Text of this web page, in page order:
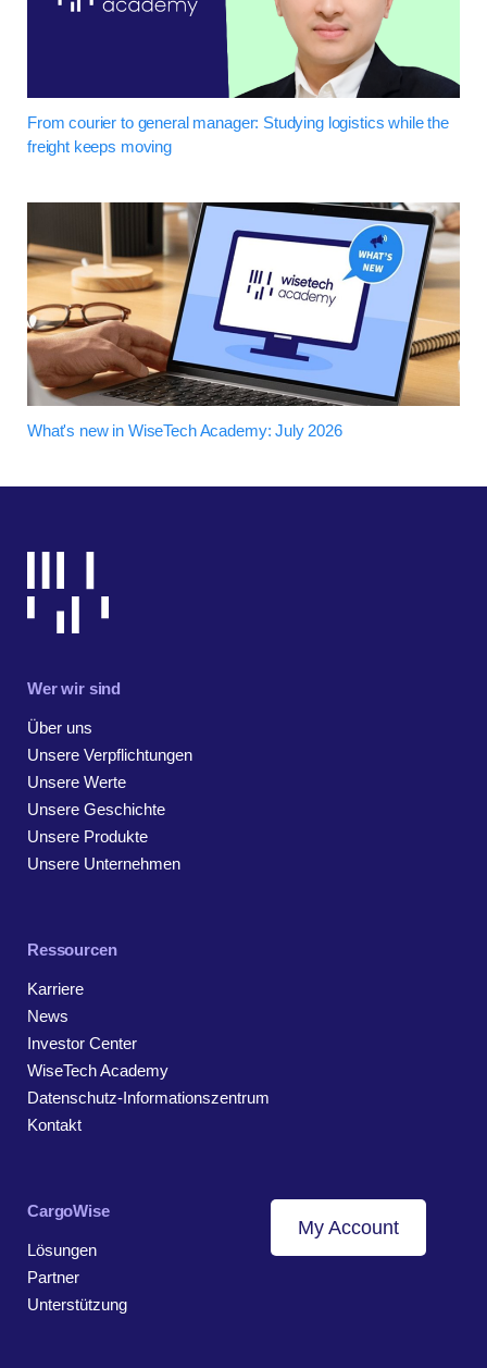
From courier to general manager: Studying logistics while the
freight keeps moving
What's new in WiseTech Academy: July 2026
Wer wir sind
Über uns
Unsere Verpflichtungen
Unsere Werte
Unsere Geschichte
Unsere Produkte
Unsere Unternehmen
Ressourcen
Karriere
News
Investor Center
WiseTech Academy
Datenschutz-Informationszentrum
Kontakt
CargoWise
Lösungen
Partner
Unterstützung
My Account